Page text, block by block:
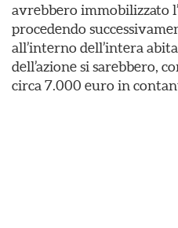
avrebbero immobilizzato
procedendo
all’interno dell’intera
dell’azione si sarebbero,
circa 7.000 euro in